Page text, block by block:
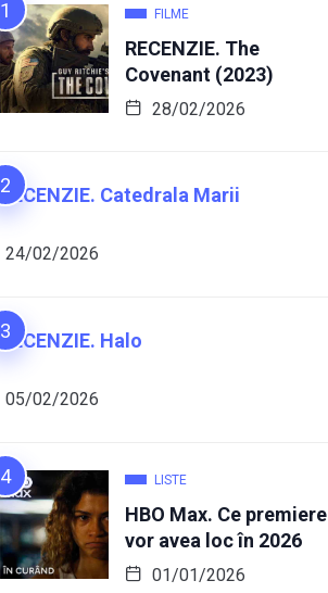
FILME
RECENZIE. The
Covenant (2023)
28/02/2026
RECENZIE. Catedrala Marii
24/02/2026
RECENZIE. Halo
05/02/2026
LISTE
HBO Max. Ce premiere
vor avea loc în 2026
01/01/2026